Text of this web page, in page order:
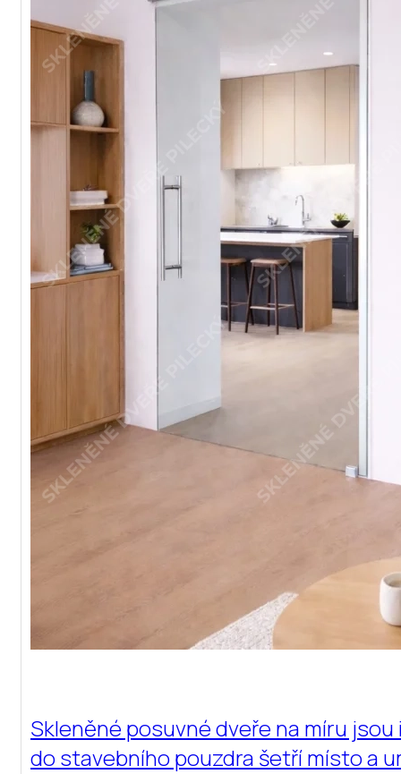
Skleněné posuvné dveře na míru
do stavebního pouzdra šetří místo a